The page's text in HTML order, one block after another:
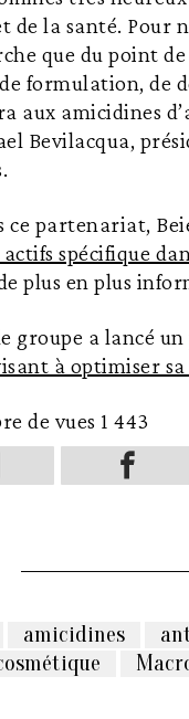
de la santé. Pour
que du point
formulation, de
aux amicidines
Bevilacqua,
ce partenariat,
spécifique
plus en plus
groupe a lancé
à optimiser
de vues 1 443
amicidines